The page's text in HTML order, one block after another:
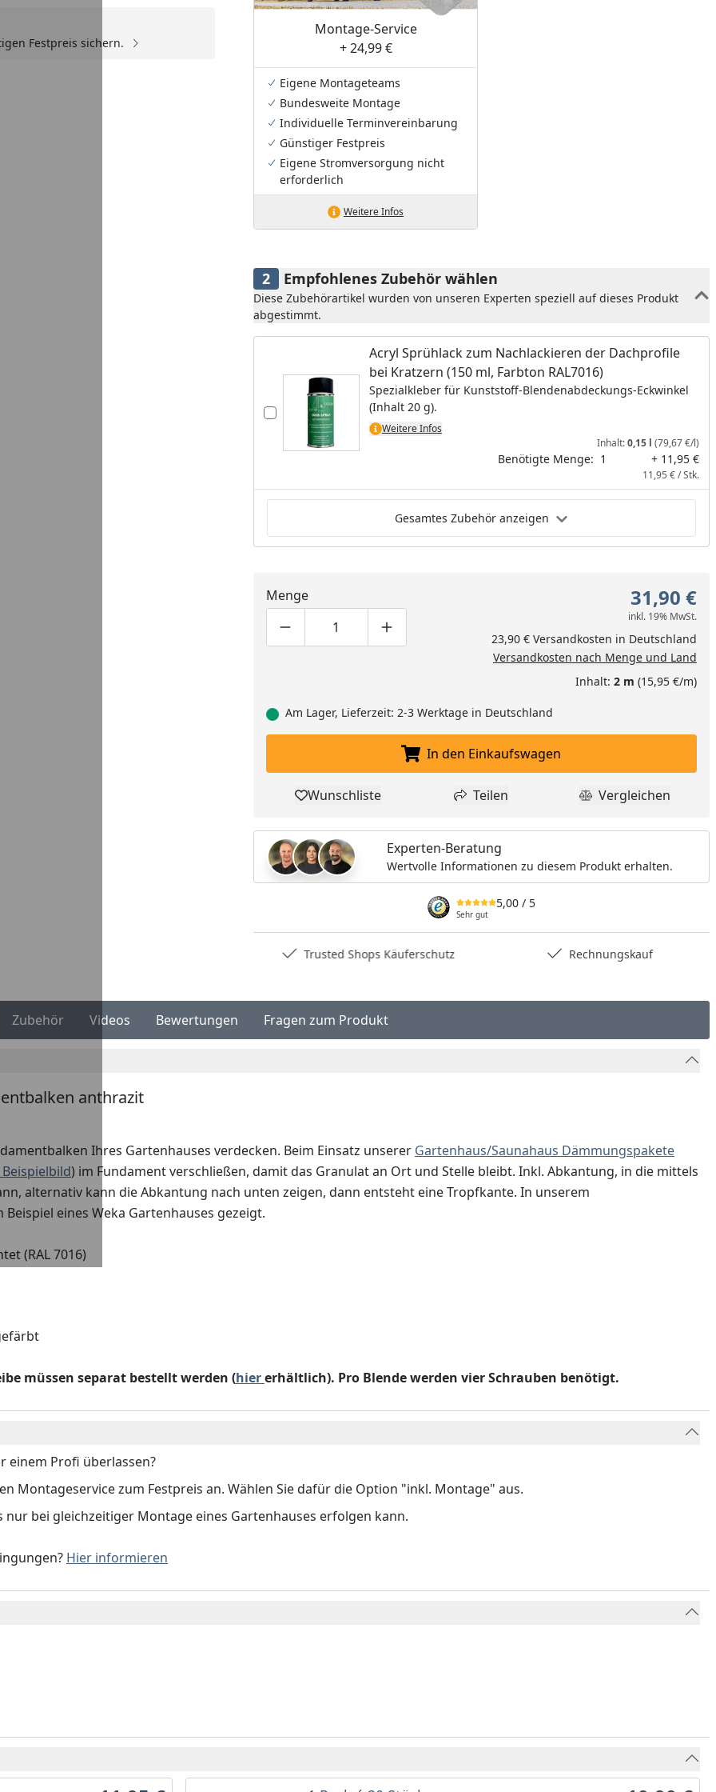
Festpreis sichern.
Montage-Service
+ 24,99 €
Eigene Montageteams
Bundesweite Montage
Individuelle Terminvereinbarung
Günstiger Festpreis
Eigene Stromversorgung nicht
erforderlich
Weitere Infos
Empfohlenes Zubehör wählen
Diese Zubehörartikel wurden von unseren Experten speziell auf dieses Produkt
abgestimmt.
Acryl Sprühlack zum Nachlackieren der Dachprofile
bei Kratzern (150 ml, Farbton RAL7016)
Spezialkleber für Kunststoff-Blendenabdeckungs-Eckwinkel
(Inhalt 20 g).
Weitere Infos
Inhalt:0,15 l (79,67 €/l)
Benötigte Menge: 1 + 11,95 €
11,95 € / Stk.
Gesamtes Zubehör anzeigen
Menge
Produktmenge um eins verringern
Produktmenge manuell eingeben
Produktmenge um eins erhöhen
31,90 €
inkl. 19% MwSt.
23,90 € Versandkosten in Deutschland
Versandkosten nach Menge und Land
Inhalt: 2 m (15,95 €/m)
Am Lager, Lieferzeit: 2-3 Werktage in Deutschland
In den Einkaufswagen legen
In den Einkaufswagen
Produkt zur Wunschliste hinzufügen
Wunschliste Teilen
Teilen Produkt
Vergleichen
Experten-Beratung
Wertvolle Informationen zu diesem Produkt erhalten.
5,00 / 5
Sehr gut
Trusted Shops Käuferschutz Rechnungskauf
Zubehör Videos Bewertungen Fragen zum Produkt
anthrazit
Ihres Gartenhauses verdecken. Beim Einsatz unserer Gartenhaus/Saunahaus Dämmungspakete
) im Fundament verschließen, damit das Granulat an Ort und Stelle bleibt. Inkl. Abkantung, in die mittels
alternativ kann die Abkantung nach unten zeigen, dann entsteht eine Tropfkante. In unserem
eines Weka Gartenhauses gezeigt.
(RAL 7016)
müssen separat bestellt werden (hiererhältlich). Pro Blende werden vier Schrauben benötigt.
einem Profi überlassen?
Montageservice zum Festpreis an. Wählen Sie dafür die Option "inkl. Montage" aus.
bei gleichzeitiger Montage eines Gartenhauses erfolgen kann.
Hier informieren